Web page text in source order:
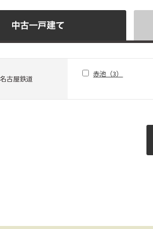
名古屋鉄道
赤池（3）